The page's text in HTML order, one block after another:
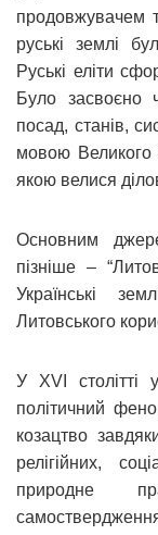
продовжувачем
руські землі
Руські еліти
Було засвоєно
посад, станів,
мовою Великого
якою велися
Основним
пізніше –
Українські
Литовського
У XVI столітті
політичний
козацтво
релігійних,
природне